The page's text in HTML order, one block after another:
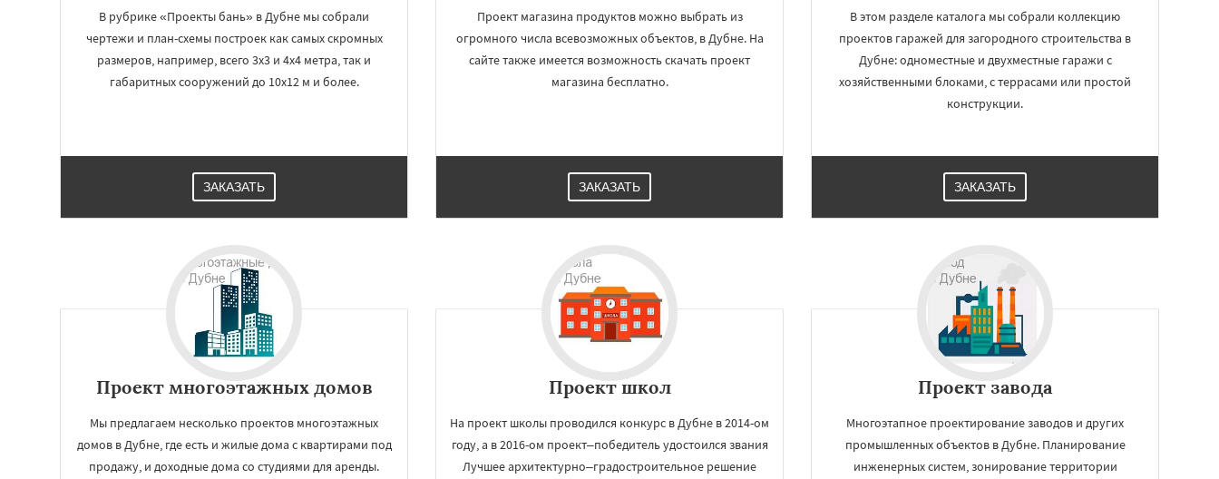
Орехово-Зуево
Павловский Посад
Пересвет Подольск Протвино
Пушкино
Пущино
В рубрике «Проекты бань» в Дубне мы собрали
чертежи и план-схемы построек как самых скромных
размеров, например, всего 3х3 и 4х4 метра, так и
габаритных сооружений до 10х12 м и более.
ЗАКАЗАТЬ
Проект магазина продуктов можно выбрать из
огромного числа всевозможных объектов, в Дубне. На
сайте также имеется возможность скачать проект
магазина бесплатно.
ЗАКАЗАТЬ
В этом разделе каталога мы собрали коллекцию
проектов гаражей для загородного строительства в
Дубне: одноместные и двухместные гаражи с
хозяйственными блоками, с террасами или простой
конструкции.
ЗАКАЗАТЬ
Проект многоэтажных домов
Мы предлагаем несколько проектов многоэтажных
домов в Дубне, где есть и жилые дома с квартирами под
продажу, и доходные дома со студиями для аренды.
Проект школ
На проект школы проводился конкурс в Дубне в 2014-ом
году, а в 2016-ом проект–победитель удостоился звания
Лучшее архитектурно–градостроительное решение
Проект завода
Многоэтапное проектирование заводов и других
промышленных объектов в Дубне. Планирование
инженерных систем, зонирование территории